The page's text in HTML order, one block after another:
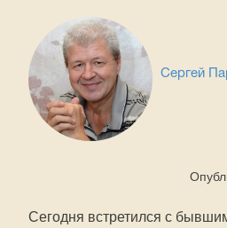
Сергей
Сегодня встретился с